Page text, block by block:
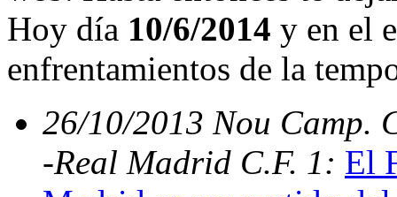
Hoy día 10/6/2014 y en el
enfrentamientos de la
26/10/2013 Nou Camp.
-Real Madrid C.F. 1: El